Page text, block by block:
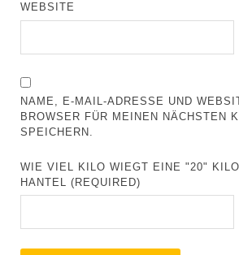
WEBSITE
NAME, E-MAIL-ADRESSE UND
BROWSER FÜR MEINEN NÄCHSTEN
SPEICHERN.
WIE VIEL KILO WIEGT EINE "20"
HANTEL (REQUIRED)